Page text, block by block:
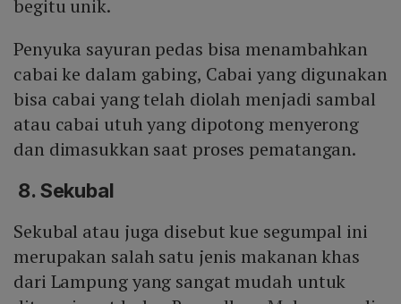
begitu unik.
Penyuka sayuran pedas bisa menambahkan
cabai ke dalam gabing, Cabai yang digunakan
bisa cabai yang telah diolah menjadi sambal
atau cabai utuh yang dipotong menyerong
dan dimasukkan saat proses pematangan.
8. Sekubal
Sekubal atau juga disebut kue segumpal ini
merupakan salah satu jenis makanan khas
dari Lampung yang sangat mudah untuk